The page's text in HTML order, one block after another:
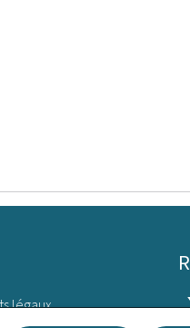
légaux